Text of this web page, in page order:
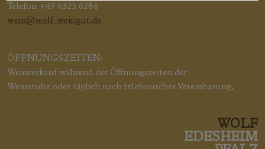
Telefon +49 6323 6284
wein@wolf-weingut.de
ÖFFNUNGSZEITEN:
Weinverkauf während der Öffnungszeiten der
Weinstube oder täglich nach telefonischer Vereinbarung.
WOLF
EDESHEIM